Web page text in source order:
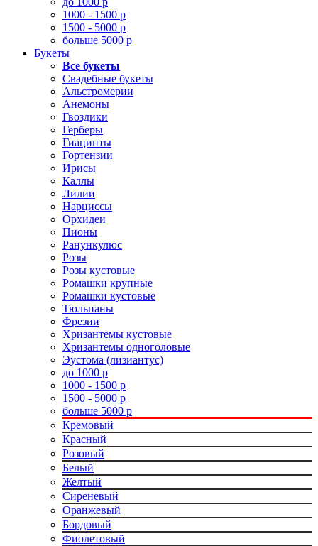
1000 - 1500 р
1500 - 5000 р
больше 5000 р
Букеты
Все букеты
Свадебные букеты
Альстромерии
Анемоны
Гвоздики
Герберы
Гиацинты
Гортензии
Ирисы
Каллы
Лилии
Нарциссы
Орхидеи
Пионы
Ранункулюс
Розы
Розы кустовые
Ромашки крупные
Ромашки кустовые
Тюльпаны
Фрезии
Хризантемы кустовые
Хризантемы одноголовые
Эустома (лизиантус)
до 1000 р
1000 - 1500 р
1500 - 5000 р
больше 5000 р
Кремовый
Красный
Розовый
Белый
Желтый
Сиреневый
Оранжевый
Бордовый
Фиолетовый